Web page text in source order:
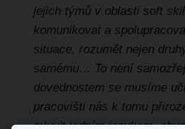
jejich týmů v oblasti soft
komunikovat a
situace, rozumět nejen
samému… To není
dovednostem se musíme
pracovišti nás k tomu
mluvit jedním jazykem,